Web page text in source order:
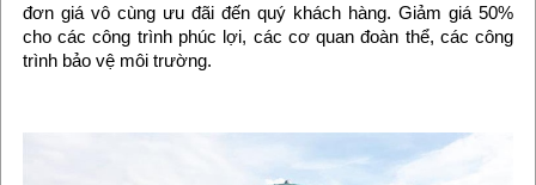
đơn giá vô cùng ưu đãi đến quý khách hàng. Giảm giá 50%
cho các công trình phúc lợi, các cơ quan đoàn thể, các công
trình bảo vệ môi trường.